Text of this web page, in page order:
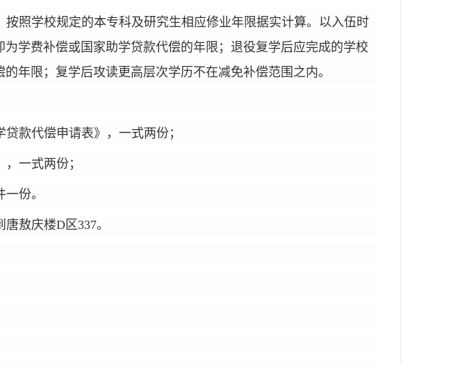
照学校规定的本专科及研究生相应修业年限据实计算。以入伍时
学费补偿或国家助学贷款代偿的年限；退役复学后应完成的学校
年限；复学后攻读更高层次学历不在减免补偿范围之内。
款代偿申请表》，一式两份；
一式两份；
份。
唐敖庆楼D区337。